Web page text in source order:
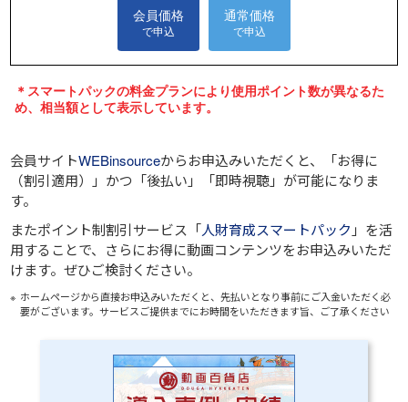
会員サイトWEBinsourceからお申込みいただくと、
「お得に
（割引適用）」 かつ 「後払い」 「即時視聴」 が可能になりま
す。
またポイント制割引サービス「人財育成スマートパック 」を活
用することで、さらにお得に動画コンテンツをお申込みいただ
けます。ぜひご検討ください。
ホームページから直接お申込みいただくと、先払いとなり事前にご入金いただく必
要がございます。サービスご提供までにお時間をいただきます旨、ご了承ください